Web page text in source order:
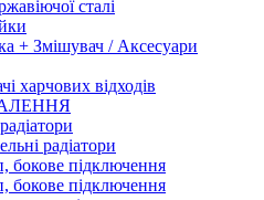
сталі
+ Змішувач / Аксесуари
харчових відходів
радіатори
бокове підключення
бокове підключення